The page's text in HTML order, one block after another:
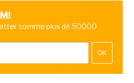
comme plus de 50000
OK